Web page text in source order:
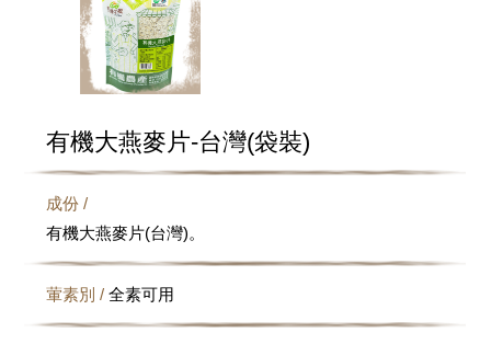
有機大燕麥片-台灣(袋裝)
成份 /
有機大燕麥片(台灣)。
葷素別 / 全素可用